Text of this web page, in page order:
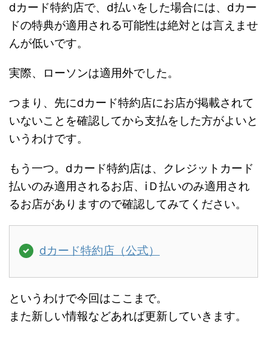
dカード特約店で、d払いをした場合には、dカー
ドの特典が適用される可能性は絶対とは言えませ
んが低いです。
実際、ローソンは適用外でした。
つまり、先にdカード特約店にお店が掲載されて
いないことを確認してから支払をした方がよいと
いうわけです。
もう一つ。dカード特約店は、クレジットカード
払いのみ適用されるお店、iＤ払いのみ適用され
るお店がありますので確認してみてください。
dカード特約店（公式）
というわけで今回はここまで。
また新しい情報などあれば更新していきます。